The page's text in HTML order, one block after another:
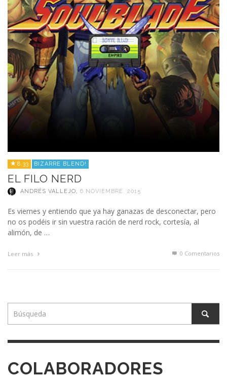
8.33 BIZARRE BLEND!
EL FILO NERD
ANDRÉS VALLEJO, 6 NOVIEMBRE, 2015
Es viernes y entiendo que ya hay ganazas de desconectar, pero
no os podéis ir sin vuestra ración de nerd rock, cortesía, al
alimón, de …
Leer más 0 Comentarios
COLABORADORES